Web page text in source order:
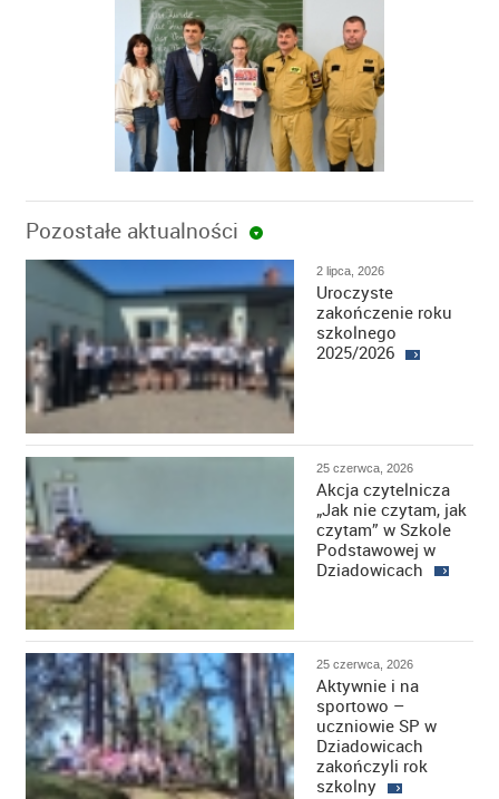
Pozostałe aktualności
2 lipca, 2026
Uroczyste
zakończenie roku
szkolnego
2025/2026
25 czerwca, 2026
Akcja czytelnicza
„Jak nie czytam, jak
czytam” w Szkole
Podstawowej w
Dziadowicach
25 czerwca, 2026
Aktywnie i na
sportowo –
uczniowie SP w
Dziadowicach
zakończyli rok
szkolny